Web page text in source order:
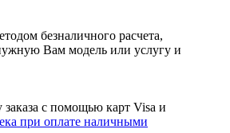
безналичного расчета,
Вам модель или услугу и
с помощью карт Visa и
при оплате наличными